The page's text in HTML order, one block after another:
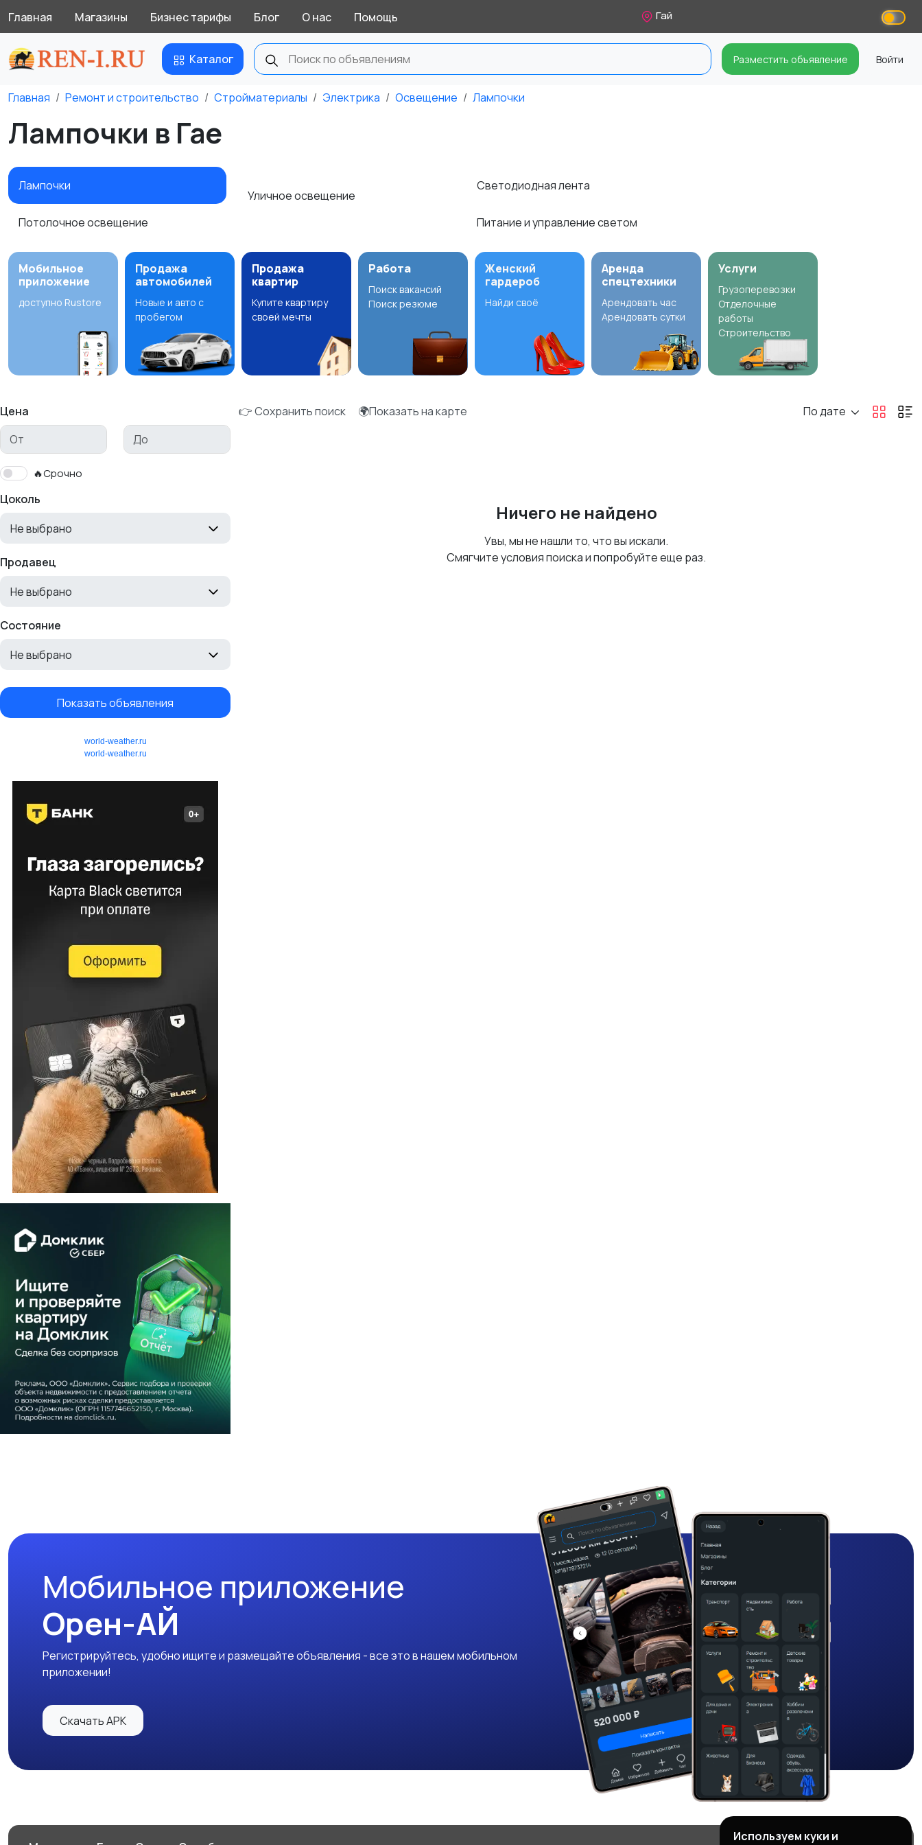
Главная Магазины Бизнес тарифы Блог О нас Помощь Гай
Каталог Разместить объявление Войти
Главная Ремонт и строительство Стройматериалы Электрика Освещение Лампочки
Лампочки в Гае
Лампочки
Потолочное освещение
Уличное освещение
Светодиодная лента
Питание и управление светом
Мобильное
приложение
доступно Rustore
Продажа
автомобилей
Новые и авто с
пробегом
Продажа
квартир
Купите квартиру
своей мечты
Работа
Поиск вакансий
Поиск резюме
Женский
гардероб
Найди своё
Аренда
спецтехники
Арендовать час
Арендовать сутки
Услуги
Грузоперевозки
Отделочные
работы
Строительство
Цена
🔥Срочно
Цоколь
Не выбрано
Продавец
Не выбрано
Состояние
Не выбрано
Показать объявления
world-weather.ru
world-weather.ru
👉 Сохранить поиск 🌍Показать на карте По дате
Ничего не найдено
Увы, мы не нашли то, что вы искали.
Смягчите условия поиска и попробуйте еще раз.
Мобильное приложение
Орен-АЙ
Регистрируйтесь, удобно ищите и размещайте объявления - все это в нашем мобильном
приложении!
Скачать APK
Используем куки и